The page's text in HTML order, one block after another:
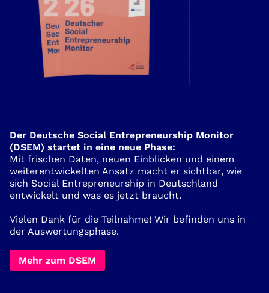
Der Deutsche Social Entrepreneurship Monitor
(DSEM) startet in eine neue Phase:
Mit frischen Daten, neuen Einblicken und einem
weiterentwickelten Ansatz macht er sichtbar, wie
sich Social Entrepreneurship in Deutschland
entwickelt und was es jetzt braucht.
Vielen Dank für die Teilnahme! Wir befinden uns in
der Auswertungsphase.
Mehr zum DSEM